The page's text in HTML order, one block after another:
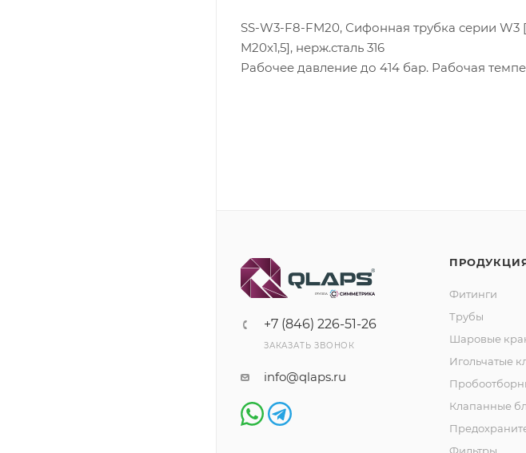
SS-W3-F8-FM20, Сифонная трубка серии W3
M20x1,5], нерж.сталь 316
Рабочее давление до 414 бар. Рабочая
+7 (846) 226-51-26
ЗАКАЗАТЬ ЗВОНОК
info@qlaps.ru
Фитинги
Трубы
Шаровые
Игольчатые
Клапанные